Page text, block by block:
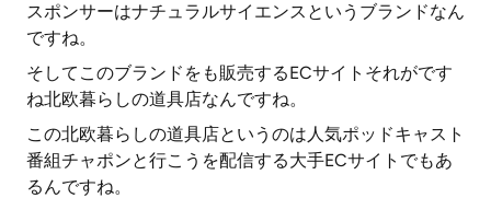
スポンサーはナチュラルサイエンスというブランドなん
ですね。
そしてこのブランドをも販売するECサイトそれがです
ね北欧暮らしの道具店なんですね。
この北欧暮らしの道具店というのは人気ポッドキャスト
番組チャポンと行こうを配信する大手ECサイトでもあ
るんですね。